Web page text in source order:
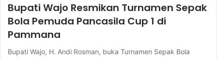
Bupati Wajo Resmikan Turnamen Sepak
Bola Pemuda Pancasila Cup 1 di
Pammana
Bupati Wajo, H. Andi Rosman, buka Turnamen Sepak Bola